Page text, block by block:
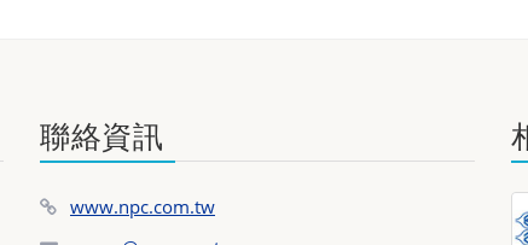
聯絡資訊
www.npc.com.tw